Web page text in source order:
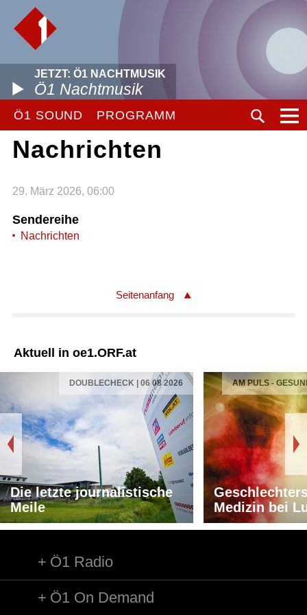
JETZT: Ö1 NACHTMUSIK
Ö1 Nachtmusik
Ö1 SOUND PROGRAMM
Nachrichten
29. März 2026, 06:00
Sendereihe
Nachrichten
Seitenanfang
Aktuell in oe1.ORF.at
DOUBLECHECK | 06 08 2026
Die letzte journalistische
Meile
AM PULS -
Medizin bei
Ö1 Radio
Ö1 On Demand